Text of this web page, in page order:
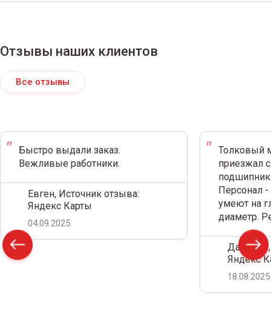
Отзывы наших клиентов
Все отзывы
Быстро выдали заказ.
Вежливые работники.
Евген, Источник отзыва:
Яндекс Карты
04.09.2025
Толковый
приезжал
Персонал
умеют на
диаметр.
Дамир
Яндекс
18.08.2025